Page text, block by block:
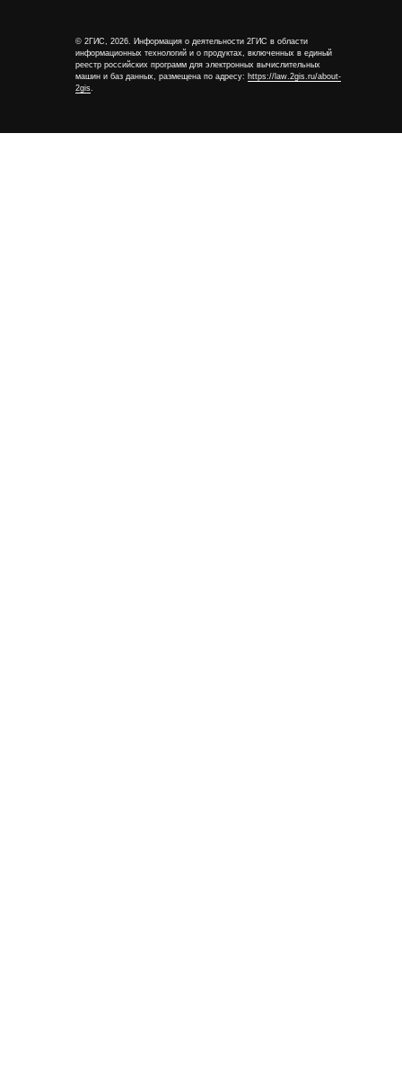
© 2ГИС, 2026. Информация о деятельности 2ГИС в области
информационных технологий и о продуктах, включенных в единый
реестр российских программ для электронных вычислительных
машин и баз данных, размещена по адресу: https://law.2gis.ru/about-
2gis.